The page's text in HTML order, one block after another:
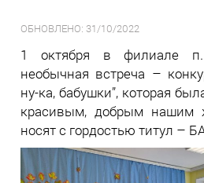
ОБНОВЛЕНО: 31/10/2022
1 октября в филиале
необычная встреча –
ну-ка, бабушки”, которая
красивым, добрым нашим
носят с гордостью титул –